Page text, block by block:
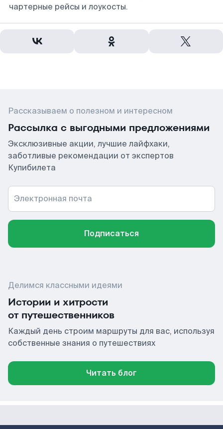
чартерные рейсы и лоукосты.
Рассказываем о полезном и интересном
Рассылка с выгодными предложениями
Эксклюзивные акции, лучшие лайфхаки,
заботливые рекомендации от экспертов
Купибилета
Электронная почта
Подписаться
Делимся классными идеями
Истории и хитрости
от путешественников
Каждый день строим маршруты для вас, используя
собственные знания о путешествиях
Читать блог